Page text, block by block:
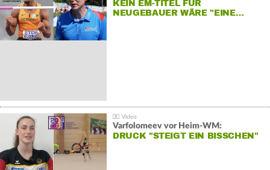
KEIN EM-TITEL FÜR
NEUGEBAUER WÄRE "EINE…
Varfolomeev vor Heim-WM:
DRUCK "STEIGT EIN BISSCHEN"